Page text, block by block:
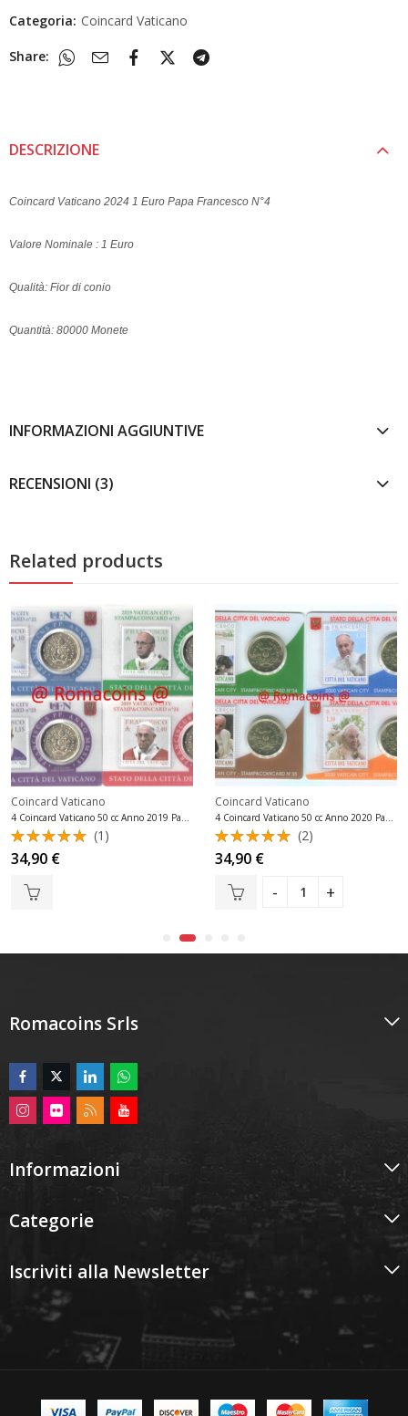
Categoria: Coincard Vaticano
Share:
DESCRIZIONE
Coincard Vaticano 2024 1 Euro Papa Francesco N°4
Valore Nominale : 1 Euro
Qualità: Fior di conio
Quantità: 80000 Monete
INFORMAZIONI AGGIUNTIVE
RECENSIONI (3)
Related products
Coincard Vaticano
Valutato
5.00 su 5
(1)
34,90 €
Coincard Vaticano
Valutato
5.00 su 5
(2)
34,90 €
Romacoins Srls
Informazioni
Categorie
Iscriviti alla Newsletter